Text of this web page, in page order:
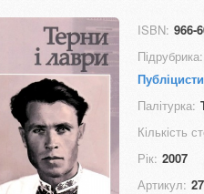
ISBN: 966-
Підрубрика:
Палітурка:
Кількість
Рік: 2007
Артикул: